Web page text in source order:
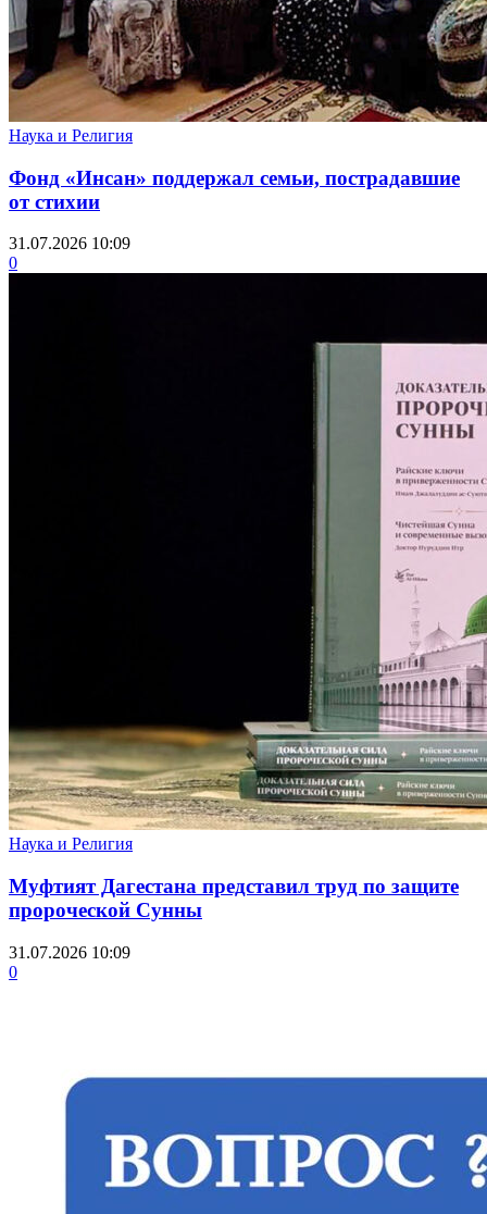
Наука и Религия
Фонд «Инсан» поддержал семьи, пострадавшие
от стихии
31.07.2026 10:09
0
Наука и Религия
Муфтият Дагестана представил труд по защите
пророческой Сунны
31.07.2026 10:09
0